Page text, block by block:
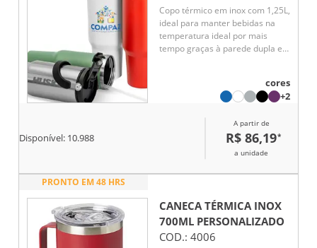
Copo térmico em inox com 1,25L,
ideal para manter bebidas na
temperatura ideal por mais
tempo graças à parede dupla e
alça de transporte em inox com
revestimento plástico
corporativo robusto e funcional.
cores
+2
Disponível: 10.988
A partir de
R$ 86,19*
a unidade
PRONTO EM 48 HRS
CANECA TÉRMICA INOX
700ML PERSONALIZADO
COD.: 4006